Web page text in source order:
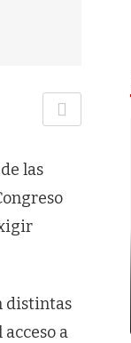
las
distintas
a